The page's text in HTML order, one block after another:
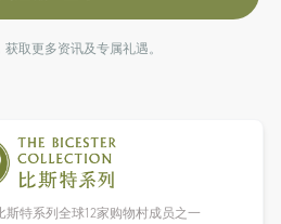
取更多资讯及专属礼遇。
斯特系列全球12家购物村成员之一